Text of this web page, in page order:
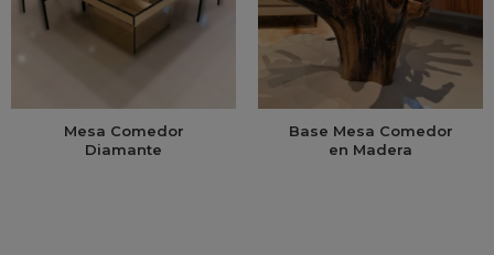
Mesa Comedor
Diamante
Base Mesa Comedor
en Madera